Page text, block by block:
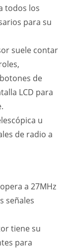
todos los
para su
suele contar
de
LCD para
u
de radio a
a 27MHz
señales
tiene su
para